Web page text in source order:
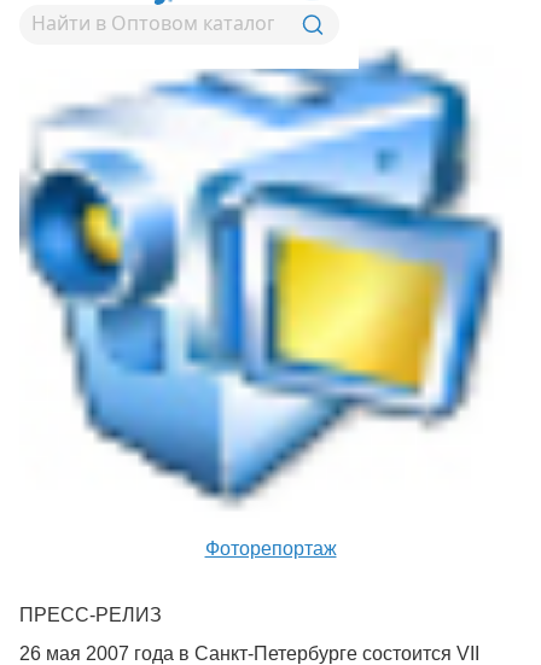
Фоторепортаж
ПРЕСС-РЕЛИЗ
26 мая 2007 года в Санкт-Петербурге состоится VII